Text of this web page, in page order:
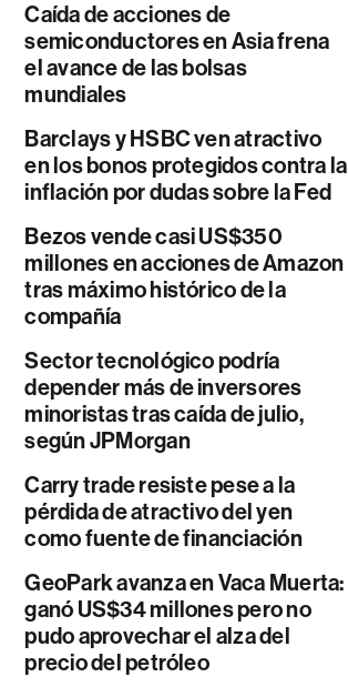
Caída de acciones de
semiconductores en Asia frena
el avance de las bolsas
mundiales
Barclays y HSBC ven atractivo
en los bonos protegidos contra la
inflación por dudas sobre la Fed
Bezos vende casi US$350
millones en acciones de Amazon
tras máximo histórico de la
compañía
Sector tecnológico podría
depender más de inversores
minoristas tras caída de julio,
según JPMorgan
Carry trade resiste pese a la
pérdida de atractivo del yen
como fuente de financiación
GeoPark avanza en Vaca Muerta:
ganó US$34 millones pero no
pudo aprovechar el alza del
precio del petróleo